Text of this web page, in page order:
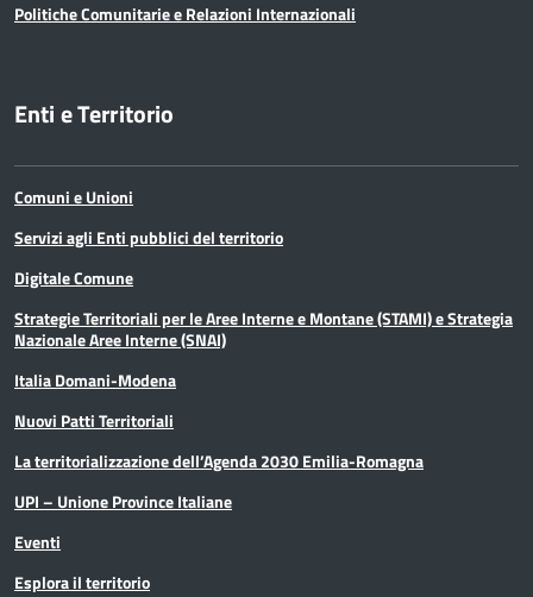
Politiche Comunitarie e Relazioni Internazionali
Enti e Territorio
Comuni e Unioni
Servizi agli Enti pubblici del territorio
Digitale Comune
Strategie Territoriali per le Aree Interne e Montane (STAMI) e Strategia
Nazionale Aree Interne (SNAI)
Italia Domani-Modena
Nuovi Patti Territoriali
La territorializzazione dell’Agenda 2030 Emilia-Romagna
UPI – Unione Province Italiane
Eventi
Esplora il territorio